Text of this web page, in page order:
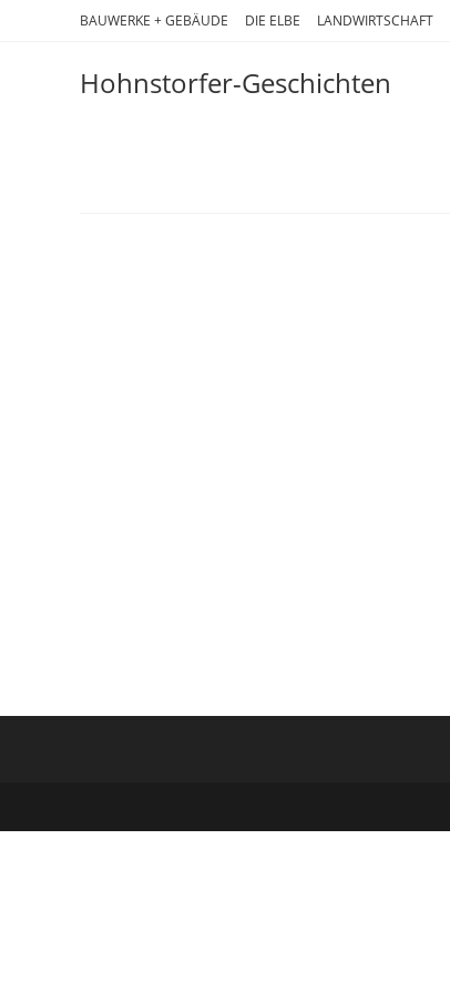
BAUWERKE + GEBÄUDE DIE ELBE LANDWIRTSCHAFT
Hohnstorfer-Geschichten